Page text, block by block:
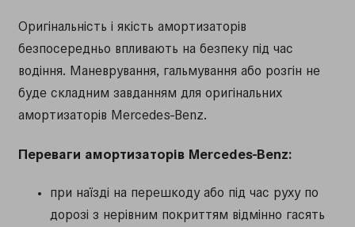
Оригінальність і якість амортизаторів
безпосередньо впливають на безпеку під час
водіння. Маневрування, гальмування або розгін не
буде складним завданням для оригінальних
амортизаторів Mercedes-Benz.
Переваги амортизаторів Mercedes-Benz:
при наїзді на перешкоду або під час руху по
дорозі з нерівним покриттям відмінно гасять